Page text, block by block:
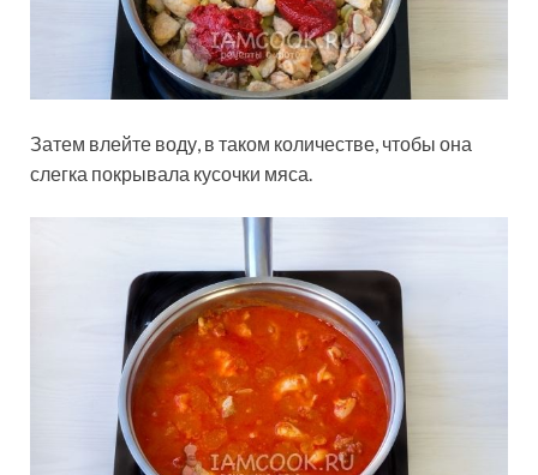
Затем влейте воду, в таком количестве, чтобы она
слегка покрывала кусочки мяса.